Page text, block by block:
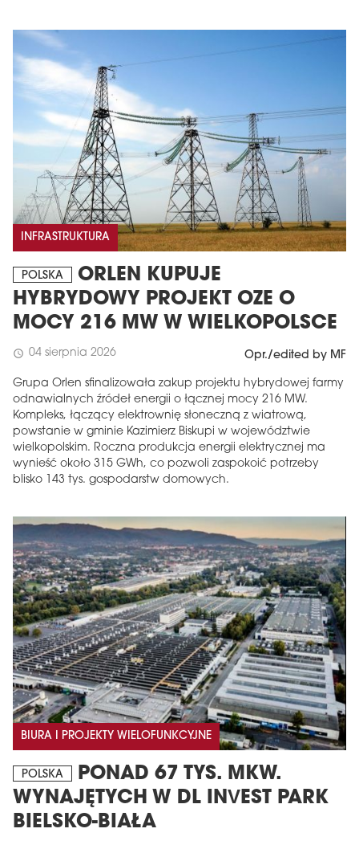
INFRASTRUKTURA
POLSKA
ORLEN KUPUJE
HYBRYDOWY PROJEKT OZE O
MOCY 216 MW W WIELKOPOLSCE
schedule 04 sierpnia 2026 Opr./edited by MF
Grupa Orlen sfinalizowała zakup projektu hybrydowej farmy
odnawialnych źródeł energii o łącznej mocy 216 MW.
Kompleks, łączący elektrownię słoneczną z wiatrową,
powstanie w gminie Kazimierz Biskupi w województwie
wielkopolskim. Roczna produkcja energii elektrycznej ma
wynieść około 315 GWh, co pozwoli zaspokoić potrzeby
blisko 143 tys. gospodarstw domowych.
BIURA I PROJEKTY WIELOFUNKCYJNE
POLSKA
PONAD 67 TYS. MKW.
WYNAJĘTYCH W DL INVEST PARK
BIELSKO-BIAŁA